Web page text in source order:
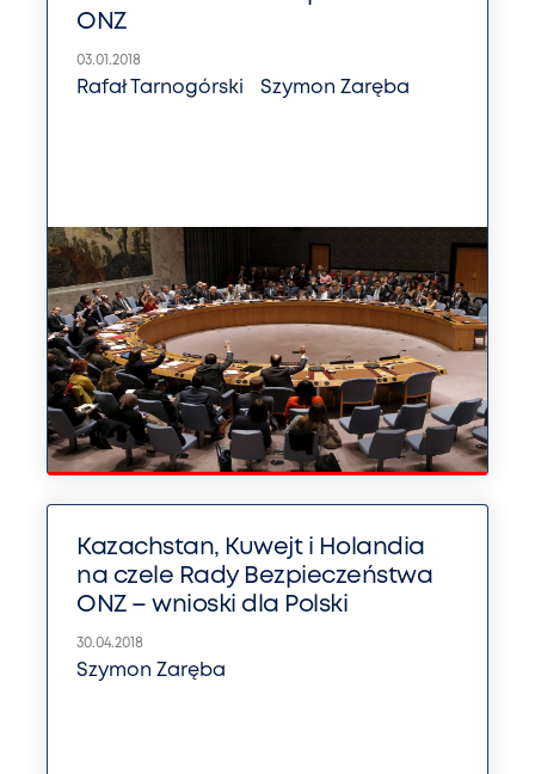
ONZ
03.01.2018
Rafał Tarnogórski Szymon Zaręba
Kazachstan, Kuwejt i Holandia
na czele Rady Bezpieczeństwa
ONZ – wnioski dla Polski
30.04.2018
Szymon Zaręba